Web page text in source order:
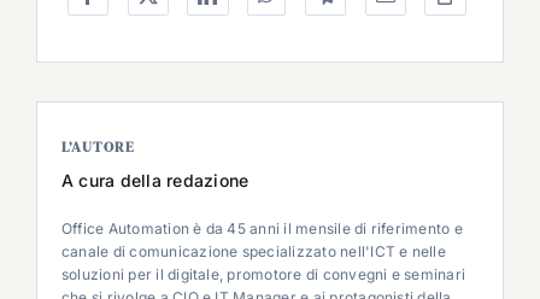
L’AUTORE
A cura della redazione
Office Automation è da 45 anni il mensile di riferimento e
canale di comunicazione specializzato nell'ICT e nelle
soluzioni per il digitale, promotore di convegni e seminari